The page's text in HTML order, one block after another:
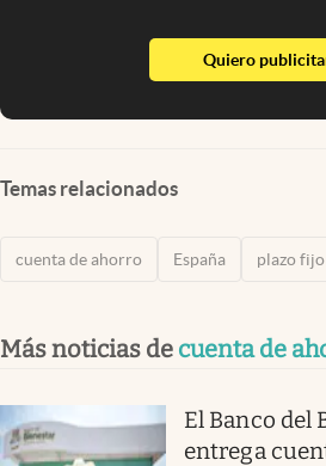
Quiero
Temas relacionados
cuenta de ahorro España plazo fijo
Más noticias de cuenta de
El Banco del
entrega